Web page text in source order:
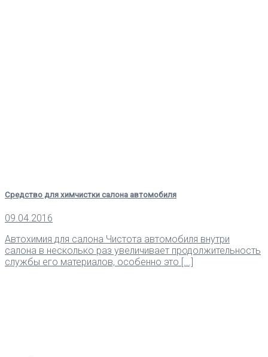
Средство для химчистки салона автомобиля
09.04.2016
Автохимия для салона Чистота автомобиля внутри
салона в несколько раз увеличивает продолжительность
службы его материалов, особенно это [...]